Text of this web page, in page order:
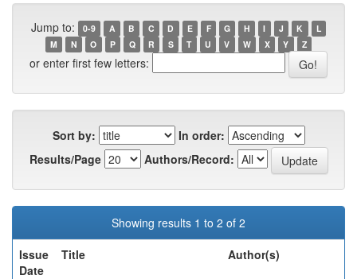
Jump to: 0-9 A B C D E F G H I J K
L
M
N O P Q R S T U V W X Y Z
or enter first few letters:
Sort by:
In order:
Results/Page
Authors/Record:
Showing results 1 to 2 of 2
Issue
Date
Title Author(s)